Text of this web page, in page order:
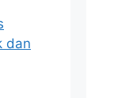
dan